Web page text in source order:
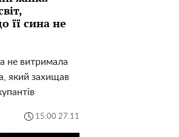
її сина не
не витримала
який захищав
15:00 27.11